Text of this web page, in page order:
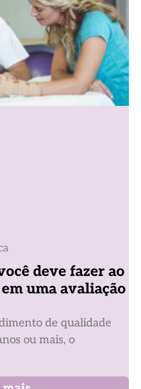
deve fazer ao
uma avaliação
de qualidade
ou mais, o